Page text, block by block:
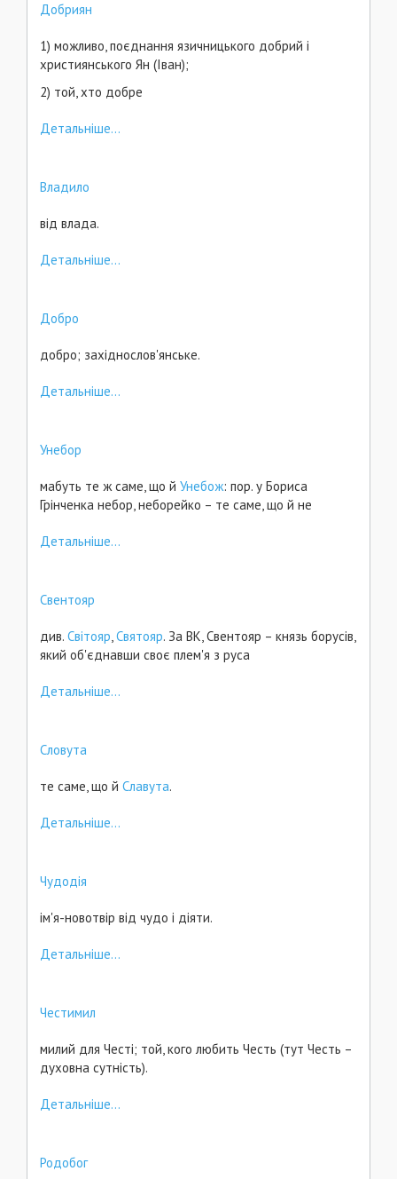
Добриян
1) можливо, поєднання язичницького добрий і
християнського Ян (Іван);
2) той, хто добре
Детальніше...
Владило
від влада.
Детальніше...
Добро
добро; західнослов'янське.
Детальніше...
Унебор
мабуть те ж саме, що й Унебож: пор. у Бориса
Грінченка небор, неборейко – те саме, що й не
Детальніше...
Свентояр
див. Світояр,Святояр. За ВК, Свентояр – князь борусів,
який об'єднавши своє плем'я з руса
Детальніше...
Словута
те саме, що й Славута.
Детальніше...
Чудодія
ім'я-новотвір від чудо і діяти.
Детальніше...
Честимил
милий для Честі; той, кого любить Честь (тут Честь –
духовна сутність).
Детальніше...
Родобог